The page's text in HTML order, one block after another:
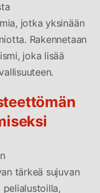
jotka yksinään
Rakennetaan
joka lisää
tärkeä sujuvan